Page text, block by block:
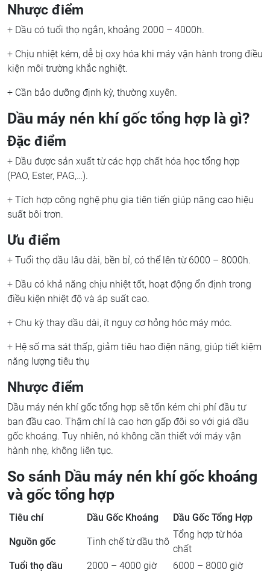
Nhược điểm
+ Dầu có tuổi thọ ngắn, khoảng 2000 – 4000h.
+ Chịu nhiệt kém, dễ bị oxy hóa khi máy vận hành trong điều
kiện môi trường khắc nghiệt.
+ Cần bảo dưỡng định kỳ, thường xuyên.
Dầu máy nén khí gốc tổng hợp là gì?
Đặc điểm
+ Dầu được sản xuất từ các hợp chất hóa học tổng hợp
(PAO, Ester, PAG,…).
+ Tích hợp công nghệ phụ gia tiên tiến giúp nâng cao hiệu
suất bôi trơn.
Ưu điểm
+ Tuổi thọ dầu lâu dài, bền bỉ, có thể lên từ 6000 – 8000h.
+ Dầu có khả năng chịu nhiệt tốt, hoạt động ổn định trong
điều kiện nhiệt độ và áp suất cao.
+ Chu kỳ thay dầu dài, ít nguy cơ hỏng hóc máy móc.
+ Hệ số ma sát thấp, giảm tiêu hao điện năng, giúp tiết kiệm
năng lượng tiêu thụ
Nhược điểm
Dầu máy nén khí gốc tổng hợp sẽ tốn kém chi phí đầu tư
ban đầu cao. Thậm chí là cao hơn gấp đôi so với giá dầu
gốc khoáng. Tuy nhiên, nó không cần thiết với máy vận
hành nhẹ, không liên tục.
So sánh Dầu máy nén khí gốc khoáng
và gốc tổng hợp
Tiêu chí Dầu Gốc Khoáng Dầu Gốc Tổng Hợp
Nguồn gốc Tinh chế từ dầu thô
Tổng hợp từ hóa
chất
Tuổi thọ dầu
2000 – 4000 giờ
6000 – 8000 giờ